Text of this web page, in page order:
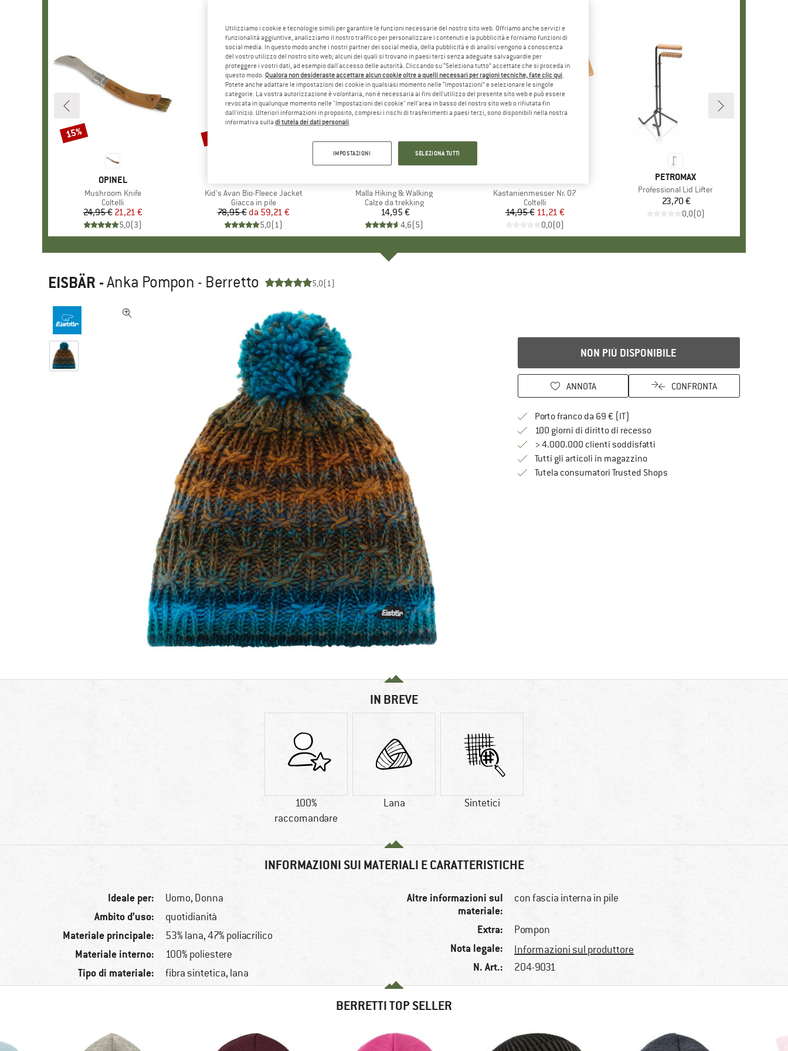
MARCHIO
OPINEL
Articolo
Mushroom Knife
Gruppo di prodotti
Coltelli
Prezzo
24,95 €Prezzo ridotto
21,21 €
5,0(3)
Sconto
15%
Articolo
Kid's Avan Bio-Fleece Jacket
Gruppo di prodotti
Giacca in pile
Prezzo
78,95 € Prezzo ridotto
da 59,21 €
5,0(1)
Sconto
fino al 25%
Articolo
Malla Hiking & Walking
Gruppo di prodotti
Calze da trekking
Prezzo
14,95 €
4,6(5)
Articolo
Kastanienmesser Nr. 07
Gruppo di prodotti
Coltelli
Prezzo
14,95 €Prezzo ridotto
11,21 €
0,0(0)
MARCHIO
PETROMAX
Articolo
Professional Lid Lifter
Prezzo
23,70 €
0,0(0)
EISBÄR -Anka Pompon - Berretto 5,0(1)
NON PIÙ DISPONIBILE
ANNOTA CONFRONTA
Porto franco da 69 € (IT)
100 giorni di diritto di recessoVai alla politica di recesso qui Si
> 4.000.000 clienti soddisfatti
Tutti gli articoli in magazzino
Tutela consumatori Trusted ShopsTrovi tutte le informazioni qui!
IN BREVE
100%
raccomandare
Lana Sintetici
INFORMAZIONI SUI MATERIALI E CARATTERISTICHE
Ideale per: Uomo, Donna
Ambito d’uso: quotidianità
Materiale principale: 53% lana, 47% poliacrilico
Materiale interno: 100% poliestere
Tipo di materiale: fibra sintetica, lana
Altre informazioni sul
materiale:
con fascia interna in pile
Extra: Pompon
Nota legale: Informazioni sul produttore
N. Art.: 204-9031
BERRETTI TOP SELLER
Utilizziamo i cookie e tecnologie simili per garantire le funzioni necessarie del nostro sito web. Offriamo anche servizi e
funzionalità aggiuntive, analizziamo il nostro traffico per personalizzare i contenuti e la pubblicità e forniamo funzioni di
social media. In questo modo anche i nostri partner dei social media, della pubblicità e di analisi vengono a conoscenza
del vostro utilizzo del nostro sito web; alcuni dei quali si trovano in paesi terzi senza adeguate salvaguardie per
proteggere i vostri dati, ad esempio dall'accesso delle autorità. Cliccando su “Seleziona tutto” accettate che si proceda in
questo modo. Qualora non desideraste accettare alcun cookie oltre a quelli necessari per ragioni tecniche, fate clic qui.
Potete anche adattare le impostazioni dei cookie in qualsiasi momento nelle “Impostazioni” e selezionare le singole
categorie. La vostra autorizzazione è volontaria, non è necessaria ai fini dell'utilizzo del presente sito web e può essere
revocata in qualunque momento nelle "Impostazioni dei cookie" nell'area in basso del nostro sito web o rifiutata fin
dall'inizio. Ulteriori informazioni in proposito, compresi i rischi di trasferimenti a paesi terzi, sono disponibili nella nostra
informativa sulla di tutela dei dati personali.
IMPOSTAZIONI SELEZIONA TUTTI